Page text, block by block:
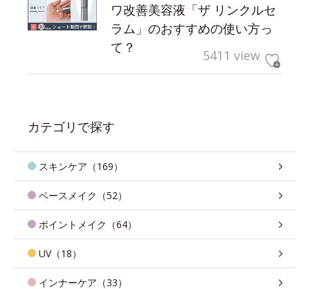
ワ改善美容液「ザ リンクルセ
ラム」のおすすめの使い方っ
て？
5411 view
カテゴリで探す
スキンケア（169）
ベースメイク（52）
ポイントメイク（64）
UV（18）
インナーケア（33）